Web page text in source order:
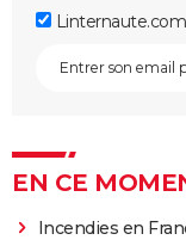
Linternaute.com
EN CE
Incendies en